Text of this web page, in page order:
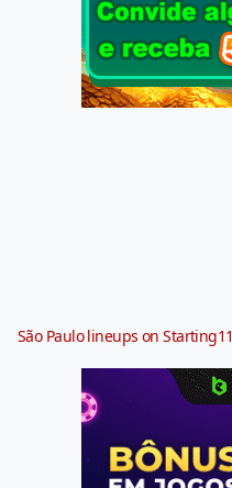
São Paulo lineups on Starting11